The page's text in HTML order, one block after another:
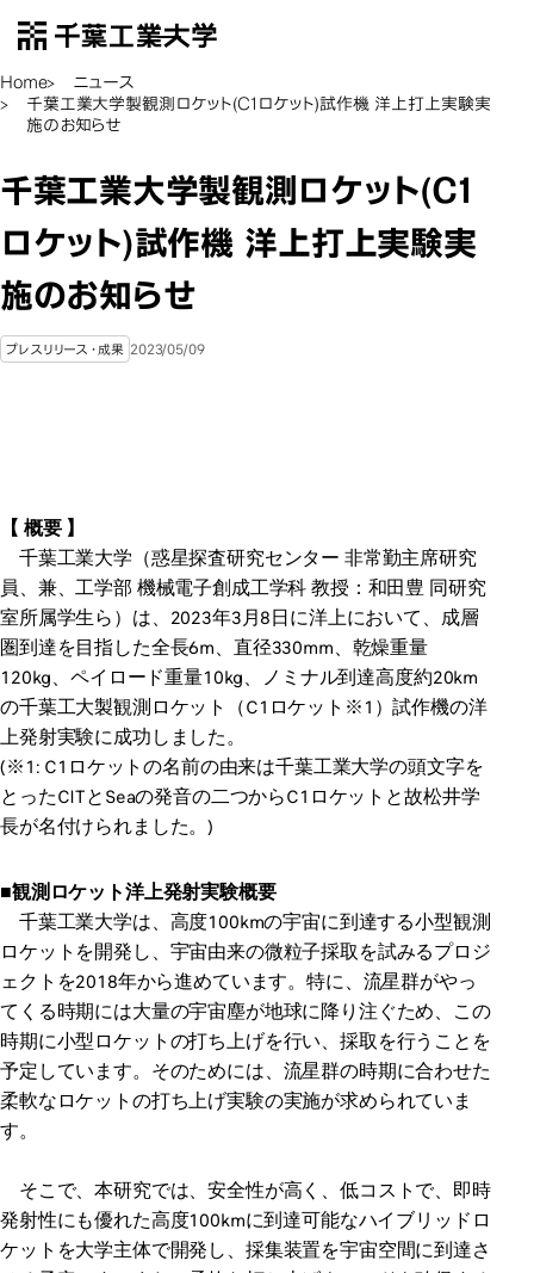
千葉工業大学
Open Menu
Home
ニュース
千葉工業大学製観測ロケット(C1ロケット)試作機 洋上打上実験実
施のお知らせ
千葉工業大学製観測ロケット(C1
ロケット)試作機 洋上打上実験実
施のお知らせ
プレスリリース・成果 2023/05/09
【 概要 】
千葉工業大学（惑星探査研究センター 非常勤主席研究
員、兼、工学部 機械電子創成工学科 教授：和田豊 同研究
室所属学生ら）は、2023年3月8日に洋上において、成層
圏到達を目指した全長6m、直径330mm、乾燥重量
120kg、ペイロード重量10kg、ノミナル到達高度約20km
の千葉工大製観測ロケット（C1ロケット※1）試作機の洋
上発射実験に成功しました。
(※1: C1ロケットの名前の由来は千葉工業大学の頭文字を
とったCITとSeaの発音の二つからC1ロケットと故松井学
長が名付けられました。)
■観測ロケット洋上発射実験概要
千葉工業大学は、高度100kmの宇宙に到達する小型観測
ロケットを開発し、宇宙由来の微粒子採取を試みるプロジ
ェクトを2018年から進めています。特に、流星群がやっ
てくる時期には大量の宇宙塵が地球に降り注ぐため、この
時期に小型ロケットの打ち上げを行い、採取を行うことを
予定しています。そのためには、流星群の時期に合わせた
柔軟なロケットの打ち上げ実験の実施が求められていま
す。
そこで、本研究では、安全性が高く、低コストで、即時
発射性にも優れた高度100kmに到達可能なハイブリッドロ
ケットを大学主体で開発し、採集装置を宇宙空間に到達さ